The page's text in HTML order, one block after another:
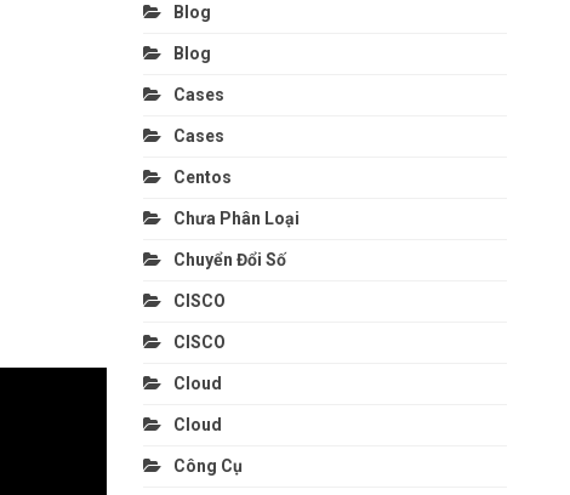
Blog
Blog
Cases
Cases
Centos
Chưa Phân Loại
Chuyển Đổi Số
CISCO
CISCO
Cloud
Cloud
Công Cụ